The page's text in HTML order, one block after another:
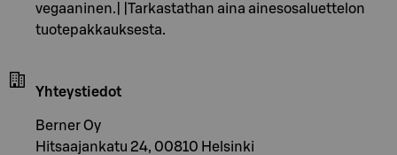
vegaaninen.| |Tarkastathan aina ainesosaluettelon
tuotepakkauksesta.
Yhteystiedot
Berner Oy
Hitsaajankatu 24, 00810 Helsinki